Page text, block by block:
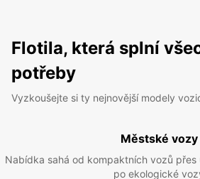
Flotila, která splní
potřeby
Vyzkoušejte si ty nejnovější modely
Městské vozy
Nabídka sahá od kompaktních vozů
po ekologické